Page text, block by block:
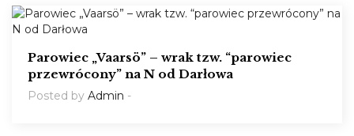
Parowiec „Vaarsö” – wrak tzw. “parowiec
przewrócony” na N od Darłowa
Posted by Admin -